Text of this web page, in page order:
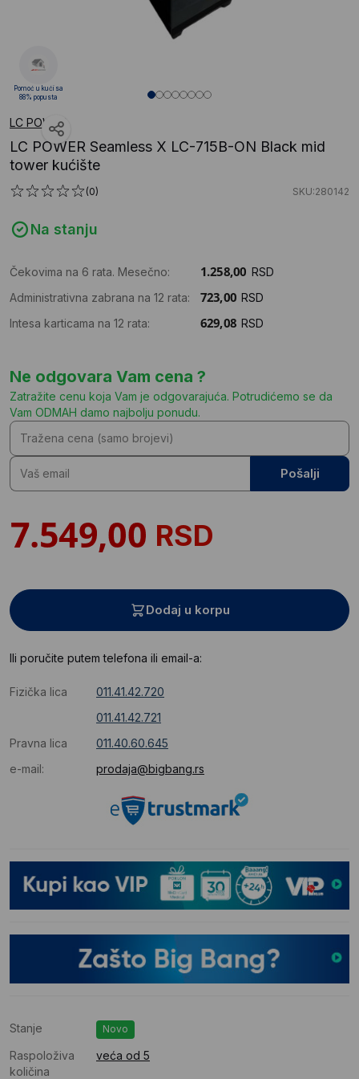
LC POWER
LC POWER Seamless X LC-715B-ON Black mid
tower kućište
(0) SKU:280142
Na stanju
Čekovima na 6 rata. Mesečno:
RSD
Administrativna zabrana na 12 rata:
RSD
Intesa karticama na 12 rata:
RSD
Ne odgovara Vam cena ?
Zatražite cenu koja Vam je odgovarajuća. Potrudićemo se da
Vam ODMAH damo najbolju ponudu.
Pošalji
RSD
Dodaj u korpu
Ili poručite putem telefona ili email-a:
Fizička lica
011.41.42.720
011.41.42.721
Pravna lica
011.40.60.645
e-mail:
prodaja@bigbang.rs
Stanje Novo
Raspoloživa
količina
veća od 5
Pomoć u kući sa
88% popusta